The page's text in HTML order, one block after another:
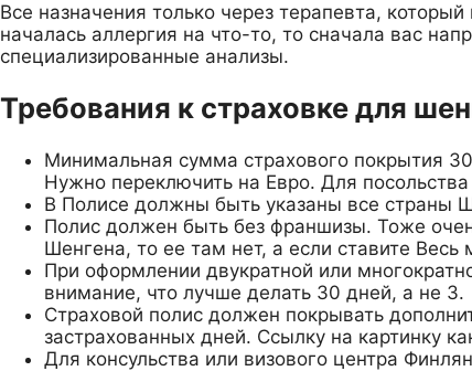
Все назначения только через терапевта,
началась аллергия на что-то, то сначала вас
специализированные анализы.
Требования к страховке для
Минимальная сумма страхового покрытия
Нужно переключить на Евро. Для
В Полисе должны быть указаны все страны
Полис должен быть без франшизы. Тоже
Шенгена, то ее там нет, а если ставите
При оформлении двукратной или
внимание, что лучше делать 30 дней, а не 3.
Страховой полис должен покрывать
застрахованных дней. Ссылку на картинку
Для консульства или визового центра